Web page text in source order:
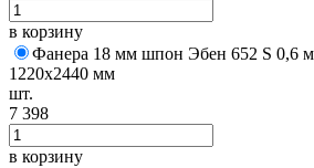
в корзину
Фанера 18 мм шпон Эбен 652 S 0,6
1220х2440 мм
шт.
7 398
в корзину